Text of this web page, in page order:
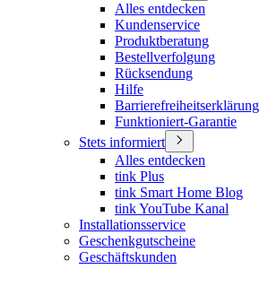
Alles entdecken
Kundenservice
Produktberatung
Bestellverfolgung
Rücksendung
Hilfe
Barrierefreiheitserklärung
Funktioniert-Garantie
Stets informiert
Alles entdecken
tink Plus
tink Smart Home Blog
tink YouTube Kanal
Installationsservice
Geschenkgutscheine
Geschäftskunden